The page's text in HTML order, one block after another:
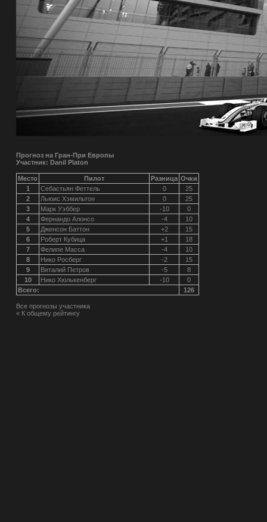
Прогноз на Гран-При Европы
Участник: Danil Platon
Место Пилот Разница Очки
1
Себастьян Феттель 0
25
2
Льюис Хэмильтон 0
25
3
Марк Уэббер -10
0
4
Фернандо Алонсо -4
10
5
Дженсон Баттон +2
15
6
Роберт Кубица +1
18
7
Фелипе Масса -4
10
8
Нико Росберг -2
15
9
Виталий Петров -5
8
10
Нико Хюлькенберг -10
0
Всего:
126
Все прогнозы участника
« К общему рейтингу